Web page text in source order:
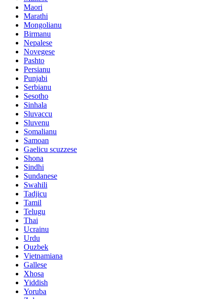
Maori
Marathi
Mongolianu
Birmanu
Nepalese
Novegese
Pashto
Persianu
Punjabi
Serbianu
Sesotho
Sinhala
Sluvaccu
Sluvenu
Somalianu
Samoan
Gaelicu scuzzese
Shona
Sindhi
Sundanese
Swahili
Tadjicu
Tamil
Telugu
Thai
Ucrainu
Urdu
Ouzbek
Vietnamiana
Gallese
Xhosa
Yiddish
Yoruba